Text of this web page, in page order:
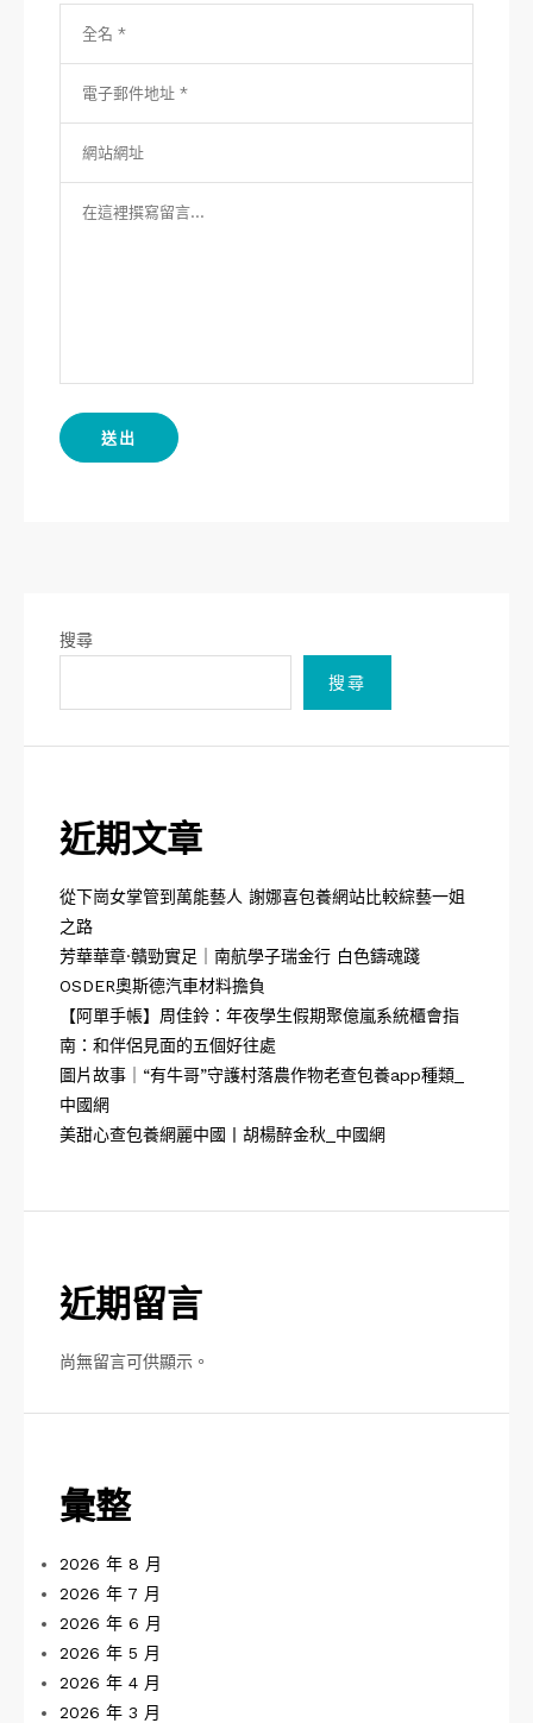
搜尋
搜尋
近期文章
從下崗女掌管到萬能藝人 謝娜喜包養網站比較綜藝一姐
之路
芳華華章·贛勁實足｜南航學子瑞金行 白色鑄魂踐
OSDER奧斯德汽車材料擔負
【阿單手帳】周佳鈴：年夜學生假期聚億嵐系統櫃會指
南：和伴侶見面的五個好往處
圖片故事｜“有牛哥”守護村落農作物老查包養app種類_
中國網
美甜心查包養網麗中國丨胡楊醉金秋_中國網
近期留言
尚無留言可供顯示。
彙整
2026 年 8 月
2026 年 7 月
2026 年 6 月
2026 年 5 月
2026 年 4 月
2026 年 3 月